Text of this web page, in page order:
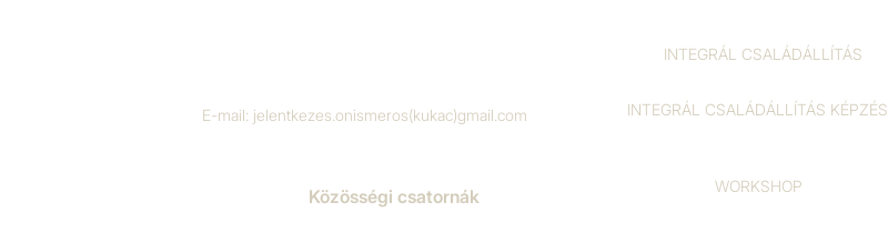
E-mail: jelentkezes.onismeros(kukac)gmail.com
Közösségi csatornák
INTEGRÁL CSALÁDÁLLÍTÁS
INTEGRÁL CSALÁDÁLLÍTÁS KÉPZÉS
WORKSHOP